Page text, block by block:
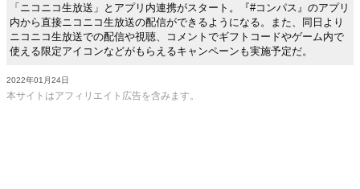
「ニコニコ生放送」とアプリ内連携がスタート。『#コンパス』のアプリ
内から直接ニコニコ生放送の配信ができるようになる。また、同日より
ニコニコ生放送での配信や視聴、コメントでギフトコードやゲーム内で
使える限定アイコンなどがもらえるキャンペーンも実施予定だ。
2022年01月24日
本サイトはアフィリエイト広告を含みます。